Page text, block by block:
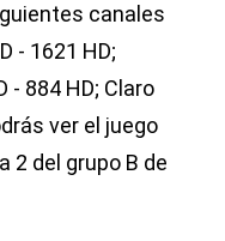
canales
- 1621 HD;
- 884 HD; Claro
ver el juego
2 del grupo B de